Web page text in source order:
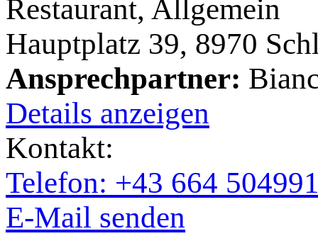
Restaurant, Allgemein
Hauptplatz 39, 8970
Ansprechpartner:
Details anzeigen
Kontakt:
Telefon: +43 664
E-Mail senden